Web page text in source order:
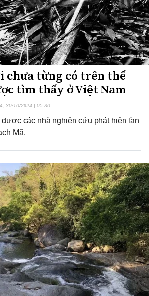
chưa từng có trên thế
tìm thấy ở Việt Nam
30/10/2024 | 05:30
được các nhà nghiên cứu phát hiện lần
Mã.